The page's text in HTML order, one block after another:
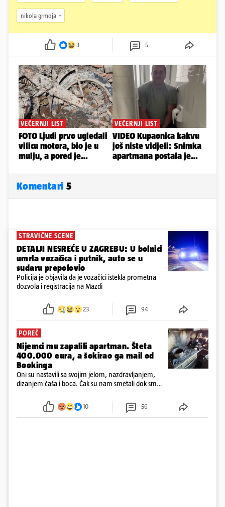
nikola grmoja
3 5
Komentari 5
STRAVIČNE SCENE
DETALJI NESREĆE U ZAGREBU: U bolnici
umrla vozačica i putnik, auto se u
sudaru prepolovio
Policija je objavila da je vozačici istekla prometna
dozvola i registracija na Mazdi
23 94
POREČ
Nijemci mu zapalili apartman. Šteta
400.000 eura, a šokirao ga mail od
Bookinga
Oni su nastavili sa svojim jelom, nazdravljanjem,
dizanjem čaša i boca. Čak su nam smetali dok smo
požar, rekao je vlasnik
10 56